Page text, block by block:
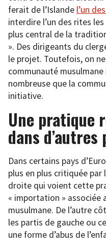
ferait de l’Islande l’un
interdire l’un des rites
plus central de la
». Des dirigeants du
le projet. Toutefois, on
communauté
nombreuse que la
initiative.
Une pratique
dans d’autres
Dans certains pays
plus en plus critiquée par
droite qui voient cette
« importation » associée
musulmane. De l’autre
les partis de gauche ou
une forme d’abus de